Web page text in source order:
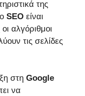
της
SEO είναι
αλγόριθμοι
τις σελίδες
στη Google
να